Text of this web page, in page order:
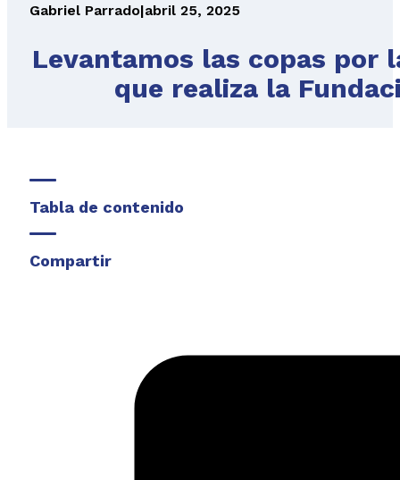
Gabriel Parrado|abril 25, 2025
Levantamos las copas por
que realiza la
Tabla de contenido
Compartir